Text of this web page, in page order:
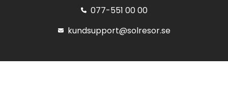
077-551 00 00
kundsupport@solresor.se